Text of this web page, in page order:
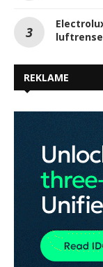
REKLAME